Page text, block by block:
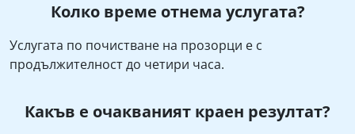
Колко време отнема услугата?
Услугата по почистване на прозорци е с
продължителност до четири часа.
Какъв е очакваният краен резултат?